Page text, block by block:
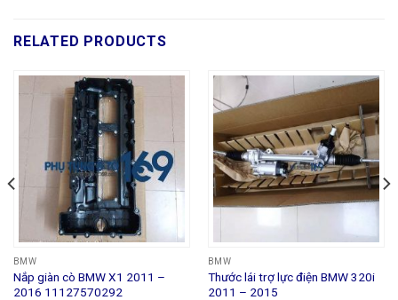
RELATED PRODUCTS
BMW
Nắp giàn cò BMW X1 2011 –
2016 11127570292
BMW
Thước lái trợ lực điện BMW 320i
2011 – 2015